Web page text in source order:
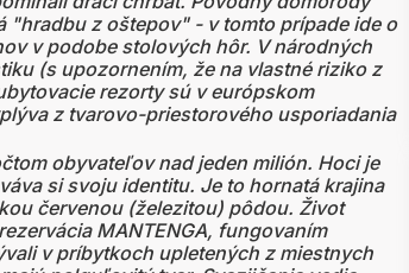
"hradbu z oštepov" - v tomto prípade ide o
v podobe stolových hôr. V národných
(s upozornením, že na vlastné riziko z
rezorty sú v európskom
z tvarovo-priestorového usporiadania
obyvateľov nad jeden milión. Hoci je
si svoju identitu. Je to hornatá krajina
červenou (železitou) pôdou. Život
MANTENGA, fungovaním
v príbytkoch upletených z miestnych